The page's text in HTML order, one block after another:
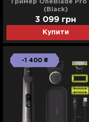
Тример OneBlade Pro
(Black)
Купити
3 099 грн
-1 400 ₴